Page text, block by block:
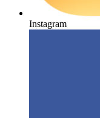
Instagram